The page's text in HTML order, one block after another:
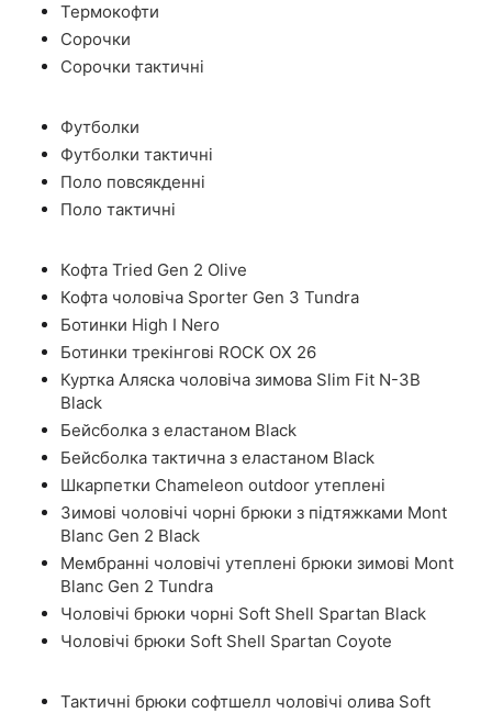
Термокофти
Сорочки
Сорочки тактичні
Футболки
Футболки тактичні
Поло повсякденні
Поло тактичні
Кофта Tried Gen 2 Olive
Кофта чоловіча Sporter Gen 3 Tundra
Ботинки High I Nero
Ботинки трекінгові ROCK OX 26
Куртка Аляска чоловіча зимова Slim Fit N-3B
Black
Бейсболка з еластаном Black
Бейсболка тактична з еластаном Black
Шкарпетки Chameleon outdoor утеплені
Зимові чоловічі чорні брюки з підтяжками Mont
Blanc Gen 2 Black
Мембранні чоловічі утеплені брюки зимові Mont
Blanc Gen 2 Tundra
Чоловічі брюки чорні Soft Shell Spartan Black
Чоловічі брюки Soft Shell Spartan Coyote
Тактичні брюки софтшелл чоловічі олива Soft